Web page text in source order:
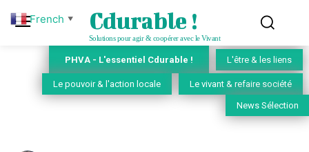
Cdurable !
Solutions pour agir & coopérer avec le Vivant
PHVA - L'essentiel Cdurable ! L'être & les liens
Le pouvoir & l'action locale Le vivant & refaire société
News Sélection
French ▼